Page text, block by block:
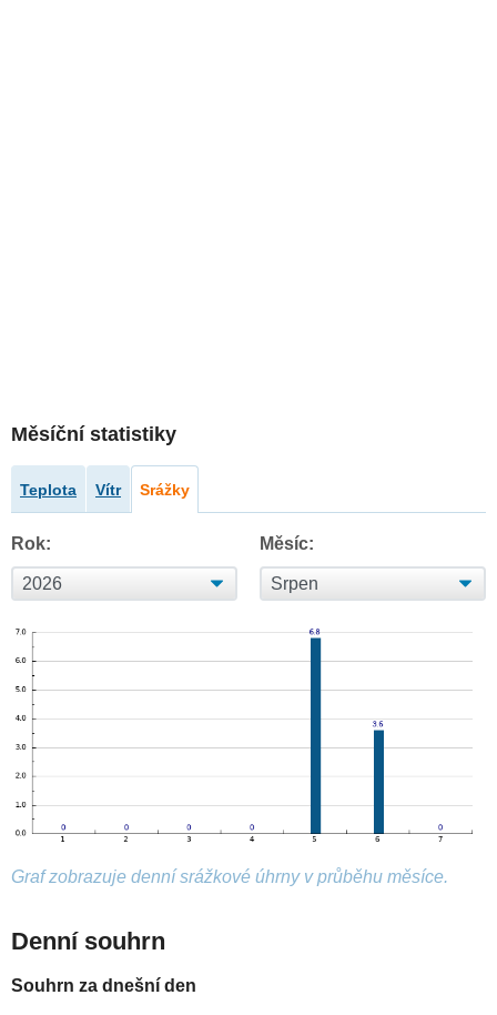
Měsíční statistiky
Teplota Vítr Srážky
Rok: Měsíc:
Graf zobrazuje denní srážkové úhrny v průběhu měsíce.
Denní souhrn
Souhrn za dnešní den